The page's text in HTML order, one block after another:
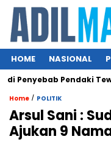
HOME NASIONAL
Penyebab Pendaki
Home / POLITIK
Arsul Sani :
Ajukan 9